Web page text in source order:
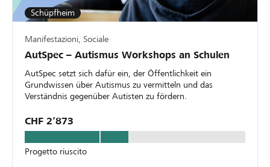
Schüpfheim
Manifestazioni, Sociale
AutSpec – Autismus Workshops an Schulen
AutSpec setzt sich dafür ein, der Öffentlichkeit ein
Grundwissen über Autismus zu vermitteln und das
Verständnis gegenüber Autisten zu fördern.
CHF 2’873
Progetto riuscito